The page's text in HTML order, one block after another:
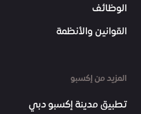
الوظائف
القوانين والأنظمة
المزيد من إكسبو
تطبيق مدينة إكسبو دبي